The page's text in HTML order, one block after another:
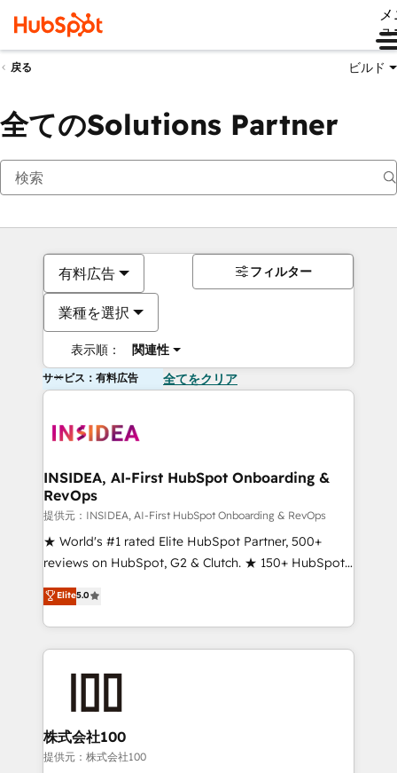
ュ
戻る ビルド
全てのSolutions Partner
有料広告
業種を選択
表示順： 関連性
フィルター
サービス：有料広告 全てをクリア
INSIDEA, AI-First HubSpot Onboarding &
RevOps
提供元：INSIDEA, AI-First HubSpot Onboarding & RevOps
★ World's #1 rated Elite HubSpot Partner, 500+
reviews on HubSpot, G2 & Clutch. ★ 150+ HubSpot
Certified Experts & Trainers across the team ★
1,500+ implementations across five continents ★ AI-
First, RevOps-led, Onboarding obsessed ★
Company of the Year 2024/25 INSIDEA helps
and build AI-powered workflows that drive adoption
from week one, in your time zone. What we do ➤
Onboarding: Live in weeks, with workflows built
Elite5.0
株式会社100
提供元：株式会社100